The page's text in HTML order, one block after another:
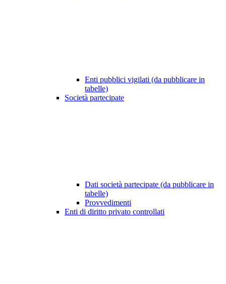
Enti pubblici vigilati (da pubblicare in
tabelle)
Società partecipate
Dati società partecipate (da pubblicare in
tabelle)
Provvedimenti
Enti di diritto privato controllati